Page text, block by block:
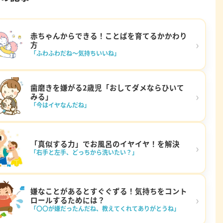
赤ちゃんからできる！ことばを育てるかかわり
方
「ふわふわだね～気持ちいいね」
›
歯磨きを嫌がる2歳児「おしてダメならひいて
みる」
「今はイヤなんだね」
›
「真似する力」でお風呂のイヤイヤ！を解決
「右手と左手、どっちから洗いたい？」 ›
嫌なことがあるとすぐぐずる！気持ちをコント
ロールするためには？
「〇〇が嫌だったんだね、教えてくれてありがとうね」
›